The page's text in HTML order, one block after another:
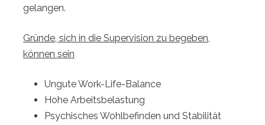
gelangen.
Gründe, sich in die Supervision zu begeben,
können sein
Ungute Work-Life-Balance
Hohe Arbeitsbelastung
Psychisches Wohlbefinden und Stabilität